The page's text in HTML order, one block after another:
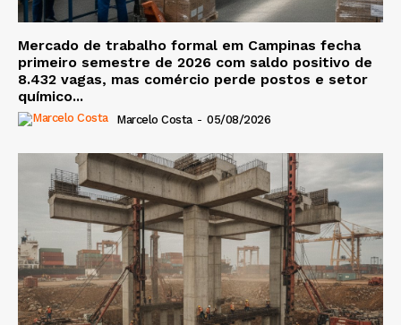
Mercado de trabalho formal em Campinas fecha
primeiro semestre de 2026 com saldo positivo de
8.432 vagas, mas comércio perde postos e setor
químico...
Marcelo Costa - 05/08/2026